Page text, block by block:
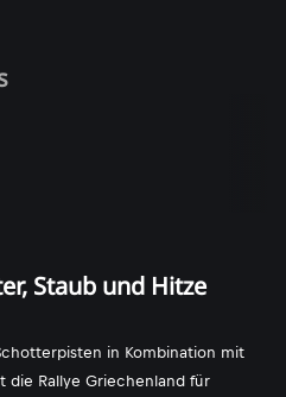
Staub und Hitze
in Kombination mit
die Rallye Griechenland für